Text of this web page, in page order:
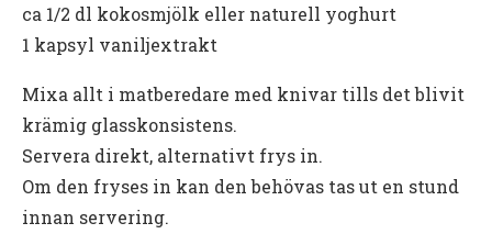
ca 1/2 dl kokosmjölk eller naturell yoghurt
1 kapsyl vaniljextrakt
Mixa allt i matberedare med knivar tills det blivit
krämig glasskonsistens.
Servera direkt, alternativt frys in.
Om den fryses in kan den behövas tas ut en stund
innan servering.